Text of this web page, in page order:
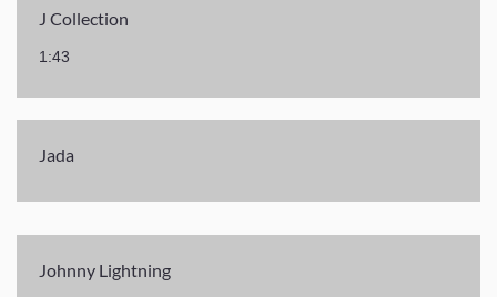
J Collection
1:43
Jada
Johnny Lightning